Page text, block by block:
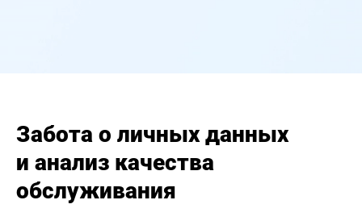
Забота о личных данных
и анализ качества
обслуживания